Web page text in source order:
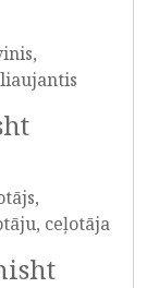
ceļotāja